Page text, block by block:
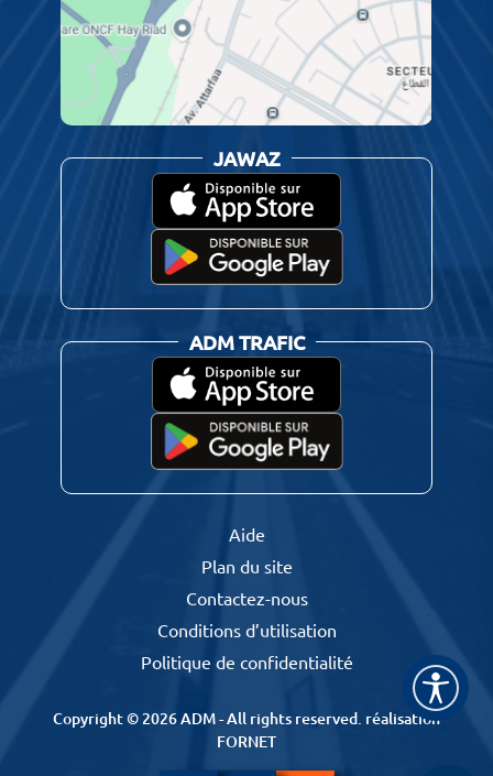
JAWAZ
ADM TRAFIC
Aide
Plan du site
Contactez-nous
Conditions d’utilisation
Politique de confidentialité
Copyright © 2026 ADM - All rights reserved. réalisation
FORNET